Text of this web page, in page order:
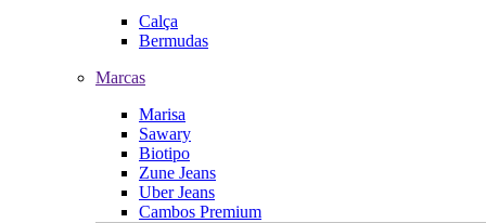
Calça
Bermudas
Marcas
Marisa
Sawary
Biotipo
Zune Jeans
Uber Jeans
Cambos Premium